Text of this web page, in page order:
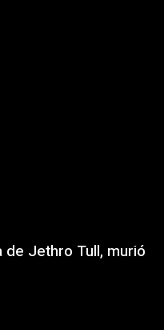
Jethro Tull, murió